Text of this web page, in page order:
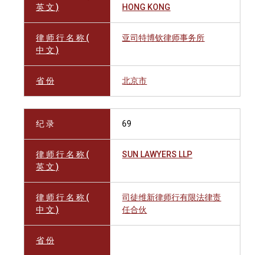
英 文 )
HONG KONG
律 师 行 名 称 (
中 文 )
亚司特博钦律师事务所
省 份 北京市
纪 录 69
律 师 行 名 称 (
英 文 )
SUN LAWYERS LLP
律 师 行 名 称 (
中 文 )
司徒维新律师行有限法律责
任合伙
省 份